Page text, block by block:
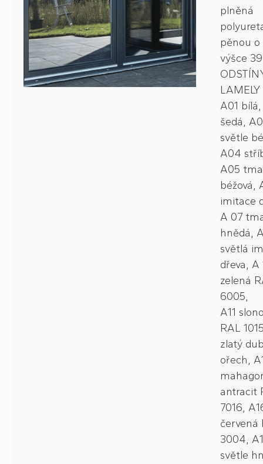
plněná
pěnou o
výšce
A01
šedá,
světle
A04
A05
béžová,
imitace
A 07
hnědá,
světlá
dřeva, A
zelená
6005,
A11
RAL
zlatý
ořech,
antracit
7016,
červená
3004,
světle